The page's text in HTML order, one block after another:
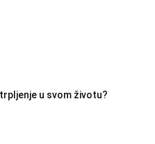
u svom životu?